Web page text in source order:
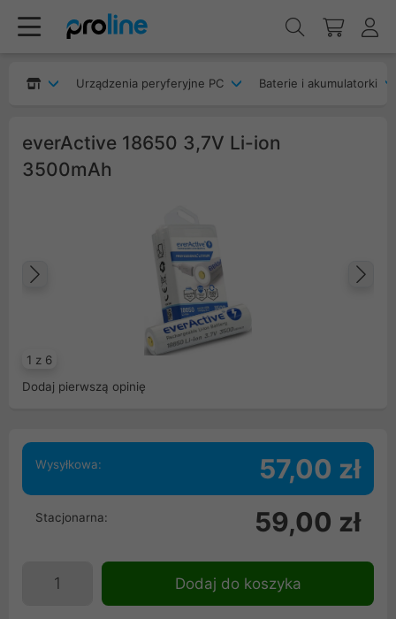
Urządzenia peryferyjne PC Baterie i akumulatorki
everActive 18650 3,7V Li-ion
3500mAh
1 z 6
Poprzedni
Dodaj pierwszą opinię
Wysyłkowa: 57,00 zł
Stacjonarna: 59,00 zł
Dodaj do koszyka